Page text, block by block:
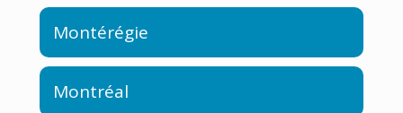
Montérégie
Montréal